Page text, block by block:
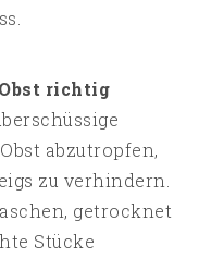
richtig
abzutropfen,
zu verhindern.
getrocknet
Stücke